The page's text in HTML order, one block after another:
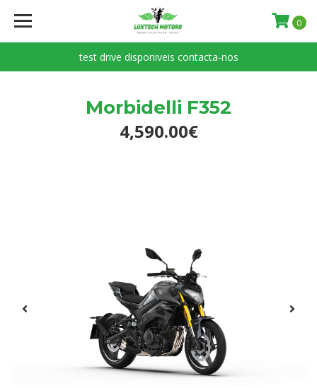
test drive disponiveis contacta-nos
0
Morbidelli F352
4,590.00€